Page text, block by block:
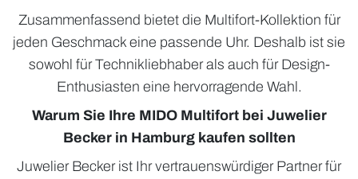
Zusammenfassend bietet die Multifort-Kollektion für
jeden Geschmack eine passende Uhr. Deshalb ist sie
sowohl für Technikliebhaber als auch für Design-
Enthusiasten eine hervorragende Wahl.
Warum Sie Ihre MIDO Multifort bei Juwelier
Becker in Hamburg kaufen sollten
Juwelier Becker ist Ihr vertrauenswürdiger Partner für